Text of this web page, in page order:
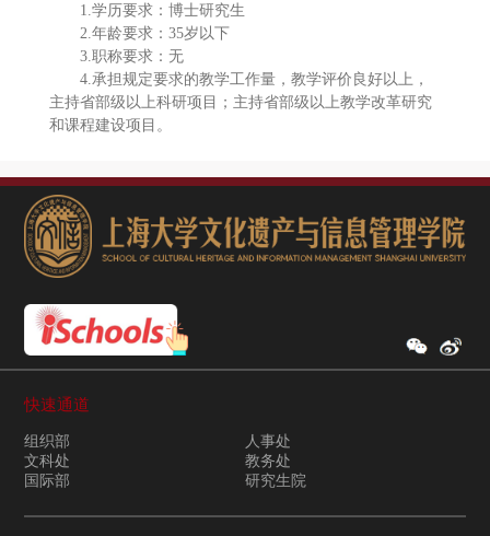
1.学历要求：博士研究生
2.年龄要求：35岁以下
3.职称要求：无
4.承担规定要求的教学工作量，教学评价良好以上，
主持省部级以上科研项目；主持省部级以上教学改革研究
和课程建设项目。
快速通道
组织部
人事处
文科处
教务处
国际部
研究生院